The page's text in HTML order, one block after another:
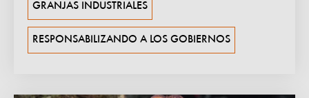
GRANJAS INDUSTRIALES
RESPONSABILIZANDO A LOS GOBIERNOS